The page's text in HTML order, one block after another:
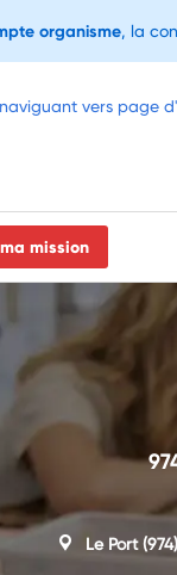
mission
Le Port(974)
organisme, la